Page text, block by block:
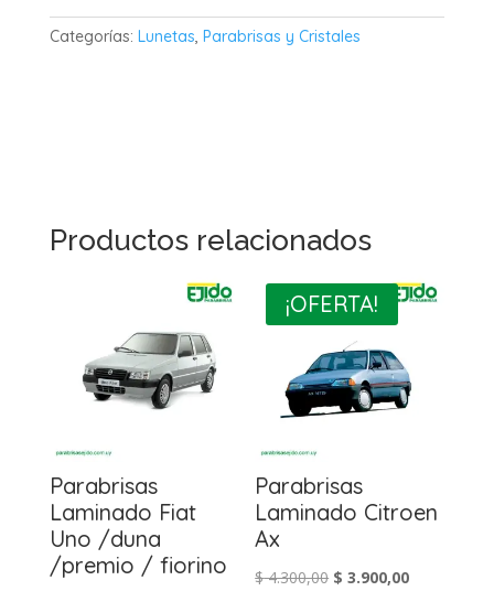
Categorías: Lunetas, Parabrisas y Cristales
Productos relacionados
Parabrisas
Laminado Fiat
Uno /duna
/premio / fiorino
¡OFERTA!
Parabrisas
Laminado Citroen
Ax
$4.300,00 El
$ 3.900,00El